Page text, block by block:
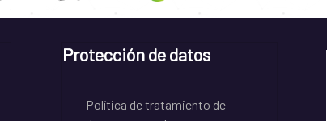
Protección de datos
Política de tratamiento de